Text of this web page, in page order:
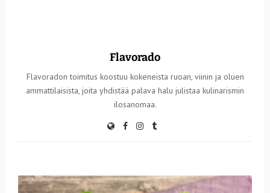
Flavorado
Flavoradon toimitus koostuu kokeneista ruoan, viinin ja oluen
ammattilaisista, joita yhdistää palava halu julistaa kulinarismin
ilosanomaa.